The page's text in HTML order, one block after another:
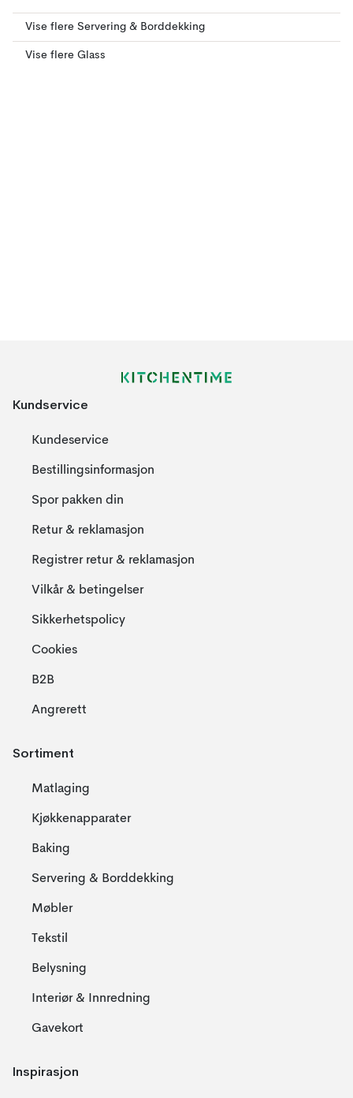
Vise flere Servering & Borddekking
Vise flere Glass
Kundservice
Kundeservice
Bestillingsinformasjon
Spor pakken din
Retur & reklamasjon
Registrer retur & reklamasjon
Vilkår & betingelser
Sikkerhetspolicy
Cookies
B2B
Angrerett
Sortiment
Matlaging
Kjøkkenapparater
Baking
Servering & Borddekking
Møbler
Tekstil
Belysning
Interiør & Innredning
Gavekort
Inspirasjon